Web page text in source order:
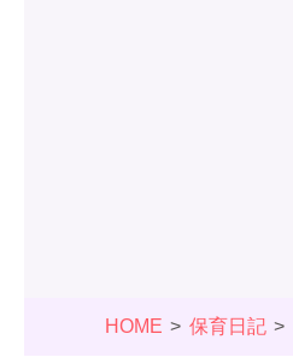
HOME 保育日記